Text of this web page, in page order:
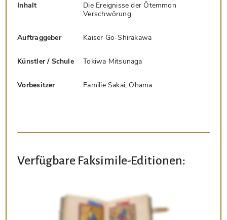
Inhalt
Die Ereignisse der Ōtemmon
Verschwörung
Auftraggeber Kaiser Go-Shirakawa
Künstler / Schule Tokiwa Mitsunaga
Vorbesitzer Familie Sakai, Ohama
Verfügbare Faksimile-Editionen: